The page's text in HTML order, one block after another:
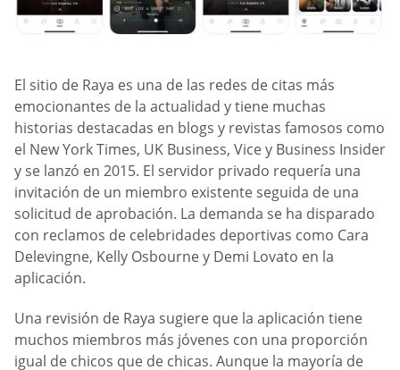
El sitio de Raya es una de las redes de citas más
emocionantes de la actualidad y tiene muchas
historias destacadas en blogs y revistas famosos como
el New York Times, UK Business, Vice y Business Insider
y se lanzó en 2015. El servidor privado requería una
invitación de un miembro existente seguida de una
solicitud de aprobación. La demanda se ha disparado
con reclamos de celebridades deportivas como Cara
Delevingne, Kelly Osbourne y Demi Lovato en la
aplicación.
Una revisión de Raya sugiere que la aplicación tiene
muchos miembros más jóvenes con una proporción
igual de chicos que de chicas. Aunque la mayoría de